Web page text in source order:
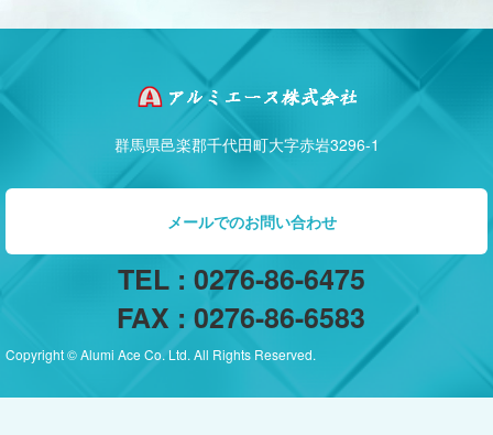
群馬県邑楽郡千代田町大字赤岩3296-1
メールでのお問い合わせ
TEL : 0276-86-6475
FAX : 0276-86-6583
Copyright © Alumi Ace Co. Ltd. All Rights Reserved.